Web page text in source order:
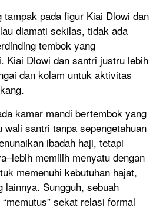
tampak pada figur Kiai Dlowi dan
diamati sekilas, tidak ada
tembok yang
Kiai Dlowi dan santri justru lebih
dan kolam untuk aktivitas
kamar mandi bertembok yang
wali santri tanpa sepengetahuan
ibadah haji, tetapi
memilih menyatu dengan
memenuhi kebutuhan hajat,
lainnya. Sungguh, sebuah
sekat relasi formal